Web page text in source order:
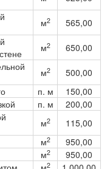
м2
565,00
м2
650,00
м2
500,00
п. м
150,00
п. м
200,00
м2
115,00
м2
950,00
м2
950,00
2